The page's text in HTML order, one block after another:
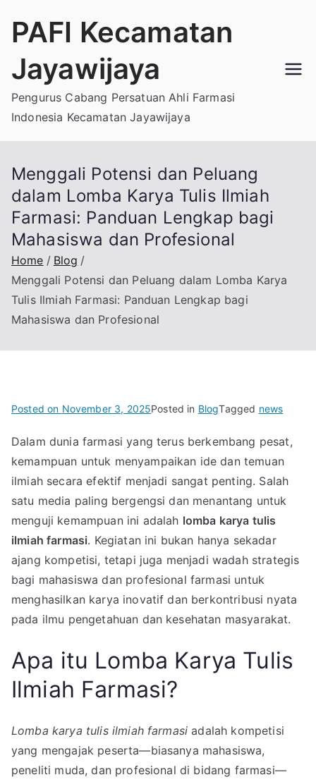
PAFI Kecamatan
Jayawijaya
Pengurus Cabang Persatuan Ahli Farmasi
Indonesia Kecamatan Jayawijaya
Menggali Potensi dan Peluang
dalam Lomba Karya Tulis Ilmiah
Farmasi: Panduan Lengkap bagi
Mahasiswa dan Profesional
Home
Blog
Menggali Potensi dan Peluang dalam Lomba Karya
Tulis Ilmiah Farmasi: Panduan Lengkap bagi
Mahasiswa dan Profesional
Posted on November 3, 2025Posted in BlogTagged news
Dalam dunia farmasi yang terus berkembang pesat,
kemampuan untuk menyampaikan ide dan temuan
ilmiah secara efektif menjadi sangat penting. Salah
satu media paling bergengsi dan menantang untuk
menguji kemampuan ini adalah lomba karya tulis
ilmiah farmasi. Kegiatan ini bukan hanya sekadar
ajang kompetisi, tetapi juga menjadi wadah strategis
bagi mahasiswa dan profesional farmasi untuk
menghasilkan karya inovatif dan berkontribusi nyata
pada ilmu pengetahuan dan kesehatan masyarakat.
Apa itu Lomba Karya Tulis
Ilmiah Farmasi?
Lomba karya tulis ilmiah farmasi adalah kompetisi
yang mengajak peserta—biasanya mahasiswa,
peneliti muda, dan profesional di bidang farmasi—